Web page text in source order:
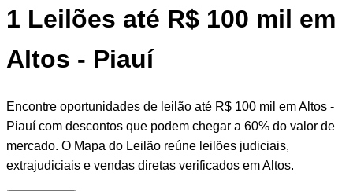
1 Leilões até R$ 100 mil em
Altos - Piauí
Encontre oportunidades de leilão até R$ 100 mil em Altos -
Piauí com descontos que podem chegar a 60% do valor de
mercado. O Mapa do Leilão reúne leilões judiciais,
extrajudiciais e vendas diretas verificados em Altos.